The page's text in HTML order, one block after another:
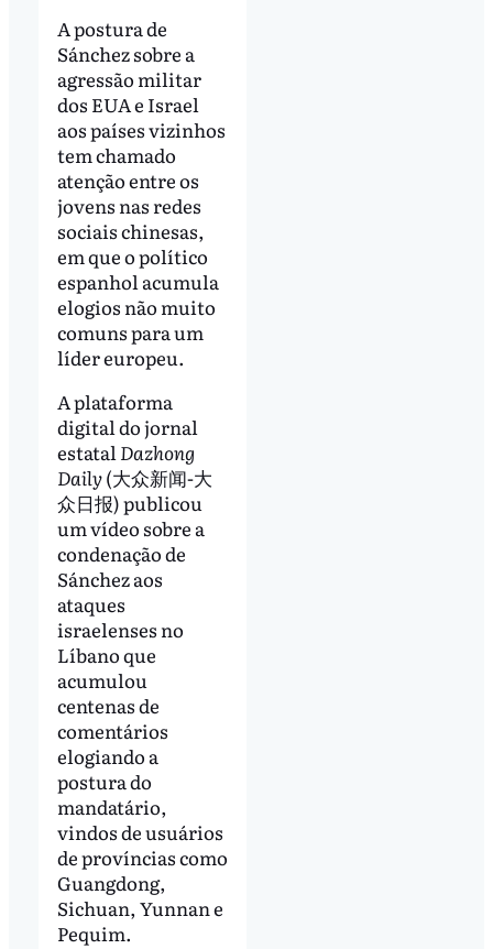
A postura de
Sánchez sobre a
agressão militar
dos EUA e Israel
aos países vizinhos
tem chamado
atenção entre os
jovens nas redes
sociais chinesas,
em que o político
espanhol acumula
elogios não muito
comuns para um
líder europeu.
A plataforma
digital do jornal
estatalDazhong
Daily(大众新闻-大
众日报) publicou
um vídeo sobre a
condenação de
Sánchez aos
ataques
israelenses no
Líbano que
acumulou
centenas de
comentários
elogiando a
postura do
mandatário,
vindos de usuários
de províncias como
Guangdong,
Sichuan, Yunnan e
Pequim.